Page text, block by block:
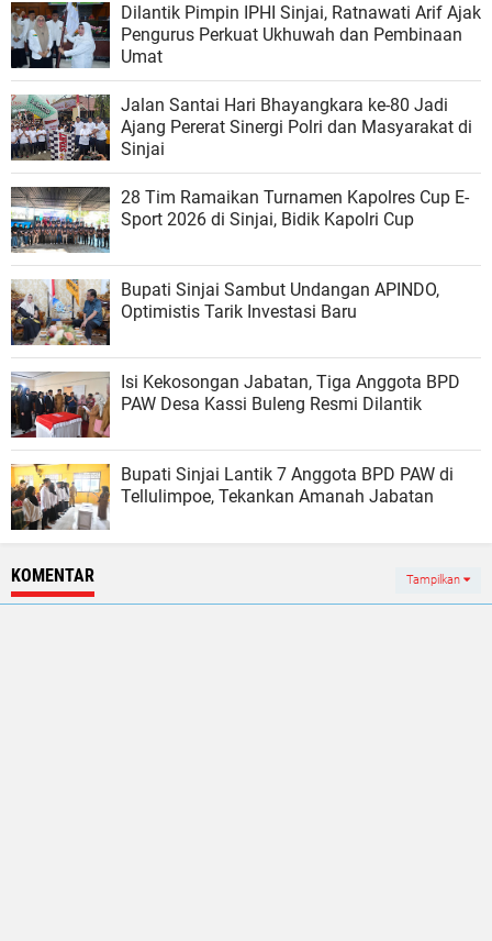
Dilantik Pimpin IPHI Sinjai, Ratnawati Arif Ajak
Pengurus Perkuat Ukhuwah dan Pembinaan
Umat
Jalan Santai Hari Bhayangkara ke-80 Jadi
Ajang Pererat Sinergi Polri dan Masyarakat di
Sinjai
28 Tim Ramaikan Turnamen Kapolres Cup E-
Sport 2026 di Sinjai, Bidik Kapolri Cup
Bupati Sinjai Sambut Undangan APINDO,
Optimistis Tarik Investasi Baru
Isi Kekosongan Jabatan, Tiga Anggota BPD
PAW Desa Kassi Buleng Resmi Dilantik
Bupati Sinjai Lantik 7 Anggota BPD PAW di
Tellulimpoe, Tekankan Amanah Jabatan
KOMENTAR Tampilkan